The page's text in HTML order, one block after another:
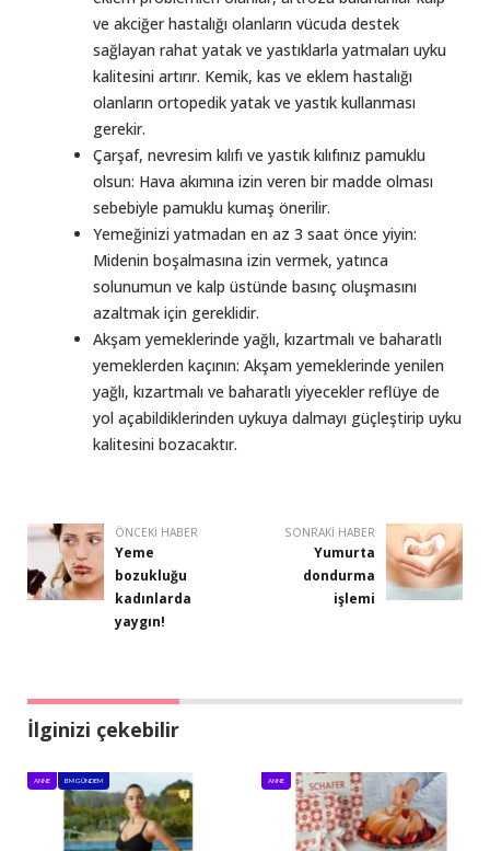
ve akciğer hastalığı olanların vücuda destek
sağlayan rahat yatak ve yastıklarla yatmaları uyku
kalitesini artırır. Kemik, kas ve eklem hastalığı
olanların ortopedik yatak ve yastık kullanması
gerekir.
Çarşaf, nevresim kılıfı ve yastık kılıfınız pamuklu
olsun: Hava akımına izin veren bir madde olması
sebebiyle pamuklu kumaş önerilir.
Yemeğinizi yatmadan en az 3 saat önce yiyin:
Midenin boşalmasına izin vermek, yatınca
solunumun ve kalp üstünde basınç oluşmasını
azaltmak için gereklidir.
Akşam yemeklerinde yağlı, kızartmalı ve baharatlı
yemeklerden kaçının: Akşam yemeklerinde yenilen
yağlı, kızartmalı ve baharatlı yiyecekler reflüye de
yol açabildiklerinden uykuya dalmayı güçleştirip uyku
kalitesini bozacaktır.
ÖNCEKI HABER
Yeme
bozukluğu
kadınlarda
yaygın!
SONRAKI HABER
Yumurta
dondurma
işlemi
İlginizi çekebilir
ANNE BM GÜNDEM ANNE